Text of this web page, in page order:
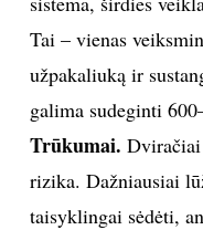
Tai – vienas
užpakaliuką ir
galima sudeginti
Trūkumai. Dviračiai
rizika. Dažniausiai
taisyklingai sėdėti,